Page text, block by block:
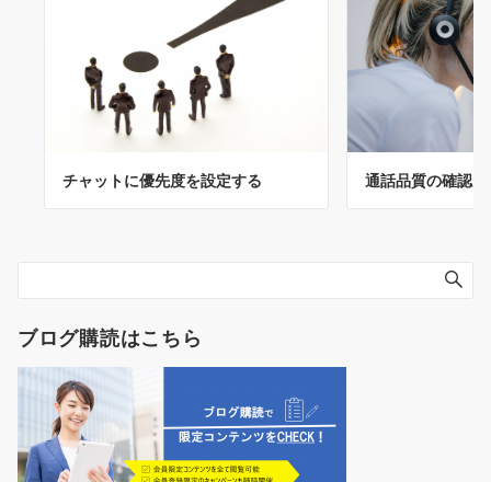
チャットに優先度を設定する 通話品質の確認
ブログ購読はこちら